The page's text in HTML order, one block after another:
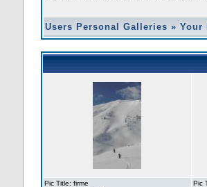
Users Personal Galleries » Your
Pic Title: firme
Pic